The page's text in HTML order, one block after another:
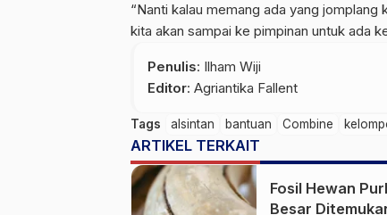
“Nanti kalau memang ada yang
kita akan sampai ke pimpinan untuk ada
Penulis: Ilham Wiji
Editor: Agriantika Fallent
Tags alsintan bantuan Combine
ARTIKEL TERKAIT
Fosil Hewan
Besar